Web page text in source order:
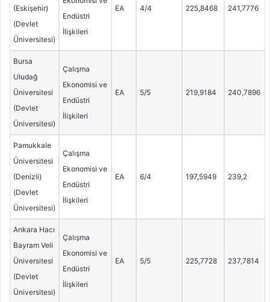
(Eskişehir)
(Devlet
Üniversitesi)
Endüstri
İlişkileri
EA 4/4 225,8468 241,7776
Bursa
Uludağ
Üniversitesi
(Devlet
Üniversitesi)
Çalışma
Ekonomisi ve
Endüstri
İlişkileri
EA 5/5 219,9184 240,7896
Pamukkale
Üniversitesi
(Denizli)
(Devlet
Üniversitesi)
Çalışma
Ekonomisi ve
Endüstri
İlişkileri
EA 6/4 197,5949 239,2
Ankara Hacı
Bayram Veli
Üniversitesi
(Devlet
Üniversitesi)
Çalışma
Ekonomisi ve
Endüstri
İlişkileri
EA 5/5 225,7728 237,7814